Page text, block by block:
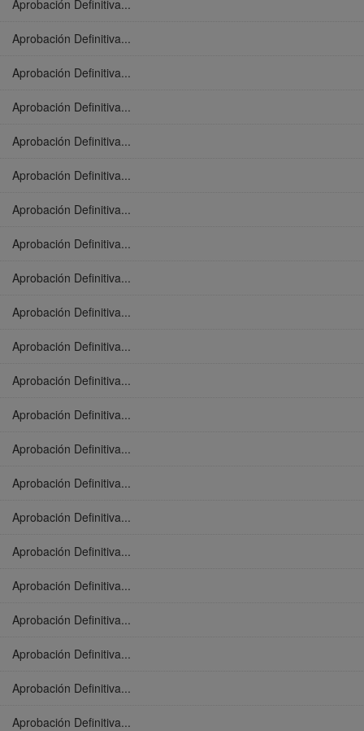
Aprobación Definitiva...
Aprobación Definitiva...
Aprobación Definitiva...
Aprobación Definitiva...
Aprobación Definitiva...
Aprobación Definitiva...
Aprobación Definitiva...
Aprobación Definitiva...
Aprobación Definitiva...
Aprobación Definitiva...
Aprobación Definitiva...
Aprobación Definitiva...
Aprobación Definitiva...
Aprobación Definitiva...
Aprobación Definitiva...
Aprobación Definitiva...
Aprobación Definitiva...
Aprobación Definitiva...
Aprobación Definitiva...
Aprobación Definitiva...
Aprobación Definitiva...
Aprobación Definitiva...